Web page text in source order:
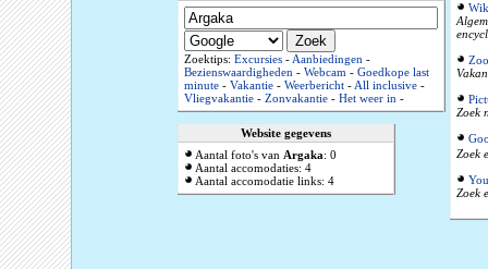
Zoektips: Excursies -Aanbiedingen -
Bezienswaardigheden - Webcam - Goedkope last
minute - Vakantie - Weerbericht -All inclusive -
Vliegvakantie - Zonvakantie - Het weer in -
Website gegevens
Aantal foto's van Argaka: 0
Aantal accomodaties: 4
Aantal accomodatie links: 4
Zoek
Zoek
Zoek